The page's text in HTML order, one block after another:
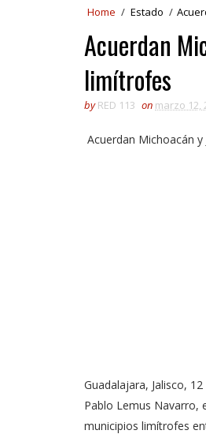
Home / Estado /
Acuerdan
limítrofes
by RED 113 on marzo 12,
Acuerdan Michoacán
Guadalajara, Jalisco,
Pablo Lemus Navarro,
municipios limítrofes